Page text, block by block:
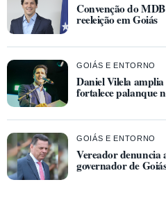
Convenção do
reeleição em Goiás
GOIÁS E ENTORNO
Daniel Vilela
fortalece palanque
GOIÁS E ENTORNO
Vereador denuncia
governador de